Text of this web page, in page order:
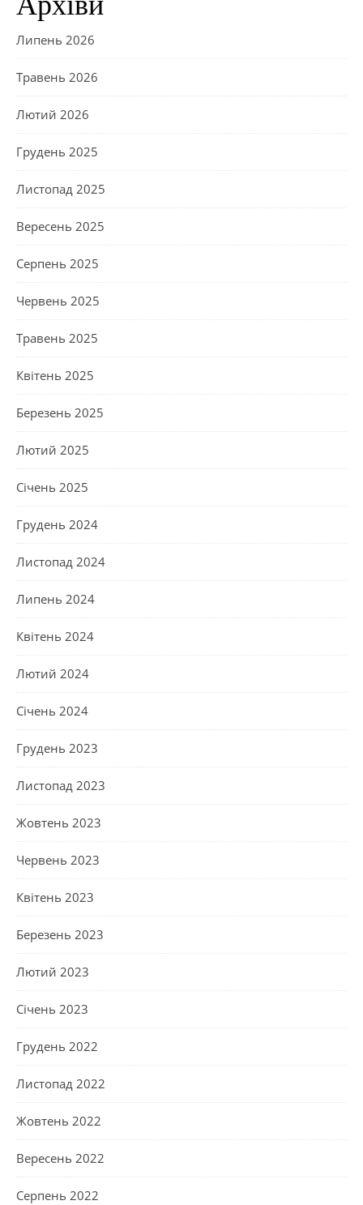
Липень 2026
Травень 2026
Лютий 2026
Грудень 2025
Листопад 2025
Вересень 2025
Серпень 2025
Червень 2025
Травень 2025
Квітень 2025
Березень 2025
Лютий 2025
Січень 2025
Грудень 2024
Листопад 2024
Липень 2024
Квітень 2024
Лютий 2024
Січень 2024
Грудень 2023
Листопад 2023
Жовтень 2023
Червень 2023
Квітень 2023
Березень 2023
Лютий 2023
Січень 2023
Грудень 2022
Листопад 2022
Жовтень 2022
Вересень 2022
Серпень 2022